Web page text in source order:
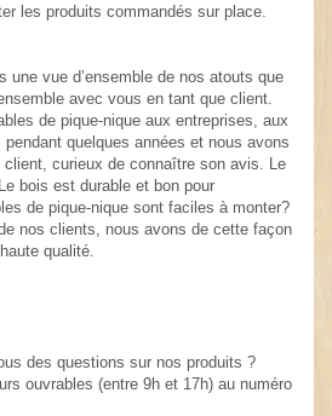
les produits commandés sur place.
une vue d’ensemble de nos atouts que
avec vous en tant que client.
de pique-nique aux entreprises, aux
quelques années et nous avons
client, curieux de connaître son avis. Le
bois est durable et bon pour
de pique-nique sont faciles à monter?
nos clients, nous avons de cette façon
qualité.
des questions sur nos produits ?
ouvrables (entre 9h et 17h) au numéro